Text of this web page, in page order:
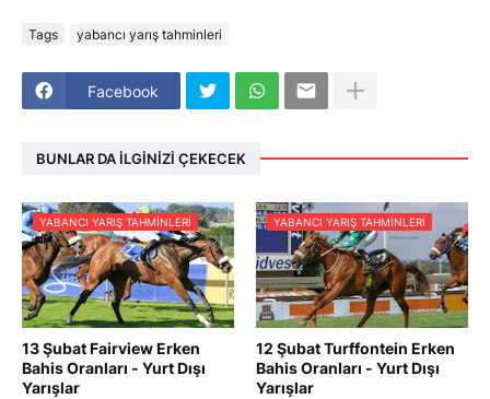
Tags yabancı yarış tahminleri
Facebook
BUNLAR DA İLGINIZI ÇEKECEK
YABANCI YARIŞ TAHMINLERI
13 Şubat Fairview Erken
Bahis Oranları - Yurt Dışı
Yarışlar
YABANCI YARIŞ TAHMINLERI
12 Şubat Turffontein Erken
Bahis Oranları - Yurt Dışı
Yarışlar